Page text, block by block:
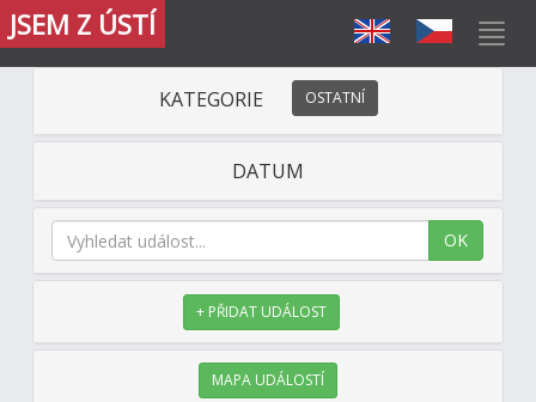
JSEM Z ÚSTÍ
KATEGORIE OSTATNÍ
DATUM
OK
+ PŘIDAT UDÁLOST
MAPA UDÁLOSTÍ